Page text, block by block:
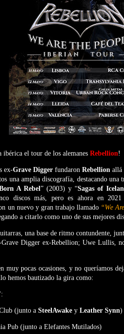
ibérica el tour de los alemanes Rebellion!
ex-Grave Digger fundaron Rebellion allá
una amplia discografía, destacando una
A Rebel” (2003) y “Sagas of
discos más, pero es ahora en
un nuevo y gran trabajo llamado “We
a citarlo como uno de sus mejores
una base de ritmo contundente,
Digger ex-Rebellion; Uwe Lullis,
muy pocas ocasiones, y no queríamos
hemos bautizado la gira como:
(junto a SteelAwake y Leather Synn)
Pub (junto a Elefantes Mutilados)